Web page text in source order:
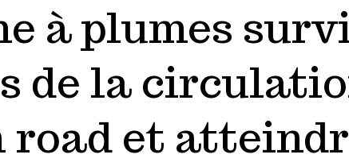
à plumes
de la
road et